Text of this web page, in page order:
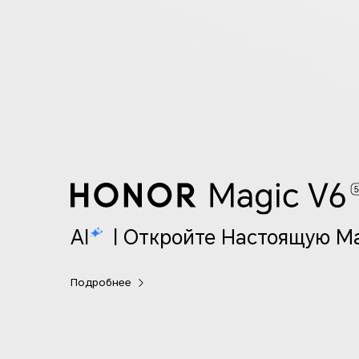
AI | Откройте Настоящую
Подробнее